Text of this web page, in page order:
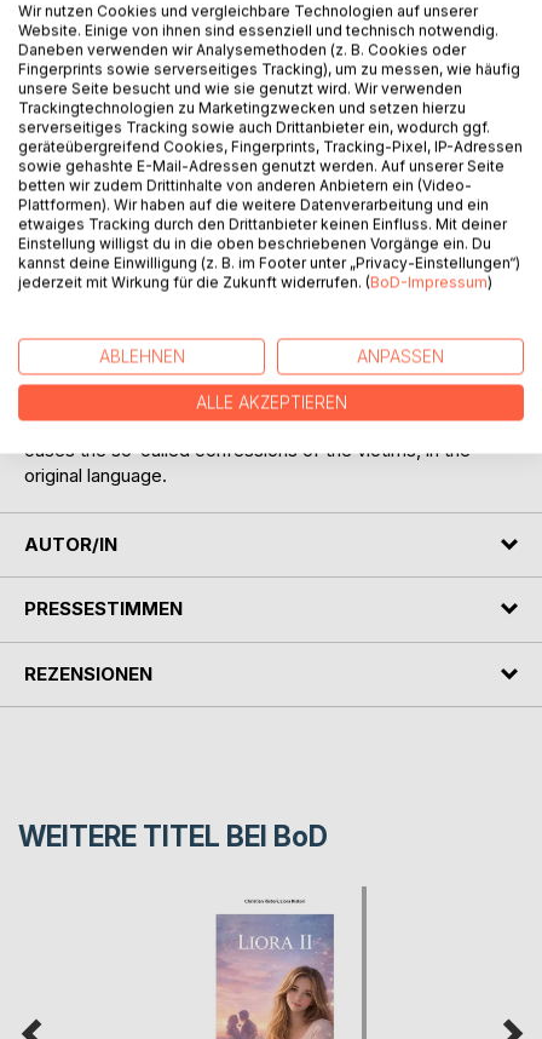
BESCHREIBUNG
It has not been my purpose, in the present volume, to
attempt a general history of magic and alchemy, or a
scientific inquiry into their psychological aspects. I have
confined myself to a sketch of their progress in England,
and to a narrative of the lives of our principal magicians.
historical review of witchcraft in Great Britain, and an
examination into the most remarkable Witch-Trials, in which
I have endeavoured to bring out their peculiar features,
presenting much of the evidence adduced, and in some
cases the so-called confessions of the victims, in the
original language.
AUTOR/IN
PRESSESTIMMEN
REZENSIONEN
WEITERE TITEL BEI BoD
Wir nutzen Cookies und vergleichbare Technologien auf unserer
Website. Einige von ihnen sind essenziell und technisch notwendig.
Daneben verwenden wir Analysemethoden (z. B. Cookies oder
Fingerprints sowie serverseitiges Tracking), um zu messen, wie häufig
unsere Seite besucht und wie sie genutzt wird. Wir verwenden
Trackingtechnologien zu Marketingzwecken und setzen hierzu
serverseitiges Tracking sowie auch Drittanbieter ein, wodurch ggf.
geräteübergreifend Cookies, Fingerprints, Tracking-Pixel, IP-Adressen
sowie gehashte E-Mail-Adressen genutzt werden. Auf unserer Seite
betten wir zudem Drittinhalte von anderen Anbietern ein (Video-
Plattformen). Wir haben auf die weitere Datenverarbeitung und ein
etwaiges Tracking durch den Drittanbieter keinen Einfluss. Mit deiner
Einstellung willigst du in die oben beschriebenen Vorgänge ein. Du
kannst deine Einwilligung (z. B. im Footer unter „Privacy-Einstellungen“)
jederzeit mit Wirkung für die Zukunft widerrufen. (BoD-Impressum)
ABLEHNEN ANPASSEN
ALLE AKZEPTIEREN